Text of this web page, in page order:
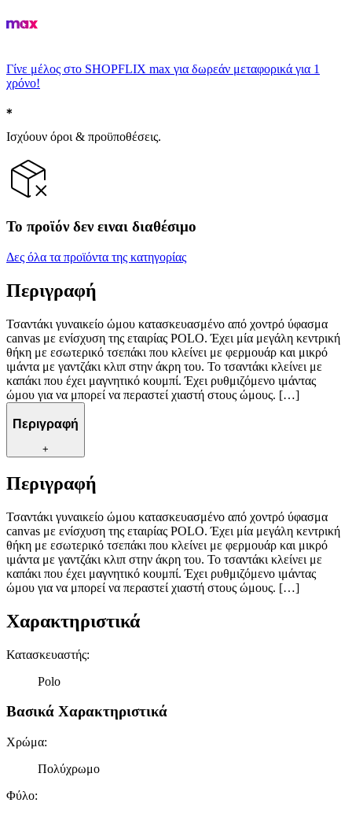
Γίνε μέλος στο SHOPFLIX max για δωρεάν μεταφορικά για 1
χρόνο!
Ισχύουν όροι & προϋποθέσεις.
Το προϊόν δεν ειναι διαθέσιμο
Δες όλα τα προϊόντα της κατηγορίας
Περιγραφή
Τσαντάκι γυναικείο ώμου κατασκευασμένο από χοντρό ύφασμα
canvas με ενίσχυση της εταιρίας POLO. Έχει μία μεγάλη κεντρική
θήκη με εσωτερικό τσεπάκι που κλείνει με φερμουάρ και μικρό
ιμάντα με γαντζάκι κλιπ στην άκρη του. Το τσαντάκι κλείνει με
καπάκι που έχει μαγνητικό κουμπί. Έχει ρυθμιζόμενο ιμάντας
ώμου για να μπορεί να περαστεί χιαστή στους ώμους. […]
Περιγραφή
+
Περιγραφή
Τσαντάκι γυναικείο ώμου κατασκευασμένο από χοντρό ύφασμα
canvas με ενίσχυση της εταιρίας POLO. Έχει μία μεγάλη κεντρική
θήκη με εσωτερικό τσεπάκι που κλείνει με φερμουάρ και μικρό
ιμάντα με γαντζάκι κλιπ στην άκρη του. Το τσαντάκι κλείνει με
καπάκι που έχει μαγνητικό κουμπί. Έχει ρυθμιζόμενο ιμάντας
ώμου για να μπορεί να περαστεί χιαστή στους ώμους. […]
Χαρακτηριστικά
Κατασκευαστής:
Polo
Βασικά Χαρακτηριστικά
Χρώμα:
Πολύχρωμο
Φύλο: